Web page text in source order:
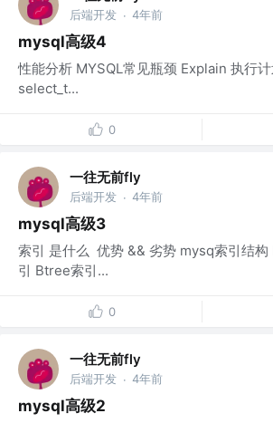
后端开发 · 4年前
mysql高级4
性能分析 MYSQL常见瓶颈 Explain 执行
select_t...
0
一往无前fly
后端开发 · 4年前
mysql高级3
索引 是什么 优势 && 劣势 mysq索引结
引 Btree索引...
0
一往无前fly
后端开发 · 4年前
mysql高级2